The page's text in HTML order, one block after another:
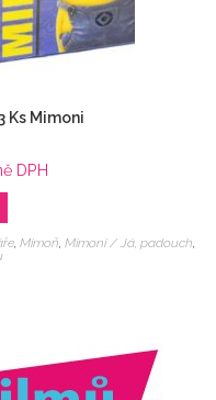
Ks Mimoni
DPH
, Mimoň, Mimoni / Já, padouch,